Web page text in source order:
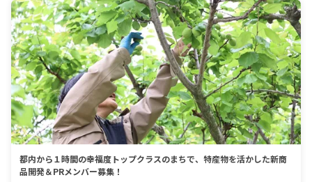
都内から１時間の幸福度トップクラスのまちで、特産物を活かした新商
品開発＆PRメンバー募集！